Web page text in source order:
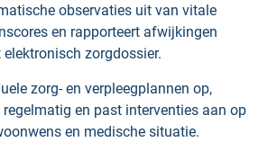
observaties uit van vitale
en rapporteert afwijkingen
zorgdossier.
zorg- en verpleegplannen op,
regelmatig en past interventies aan op
en medische situatie.